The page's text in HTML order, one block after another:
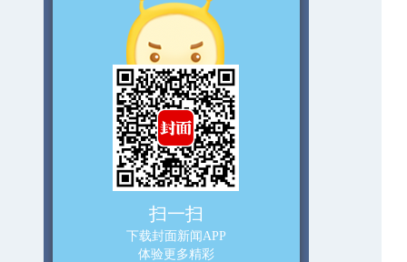
扫一扫
下载封面新闻APP
体验更多精彩